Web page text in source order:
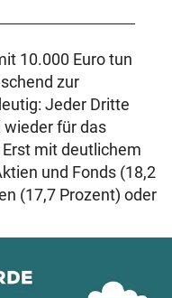
10.000 Euro tun
zur
Jeder Dritte
für das
mit deutlichem
und Fonds (18,2
(17,7 Prozent) oder